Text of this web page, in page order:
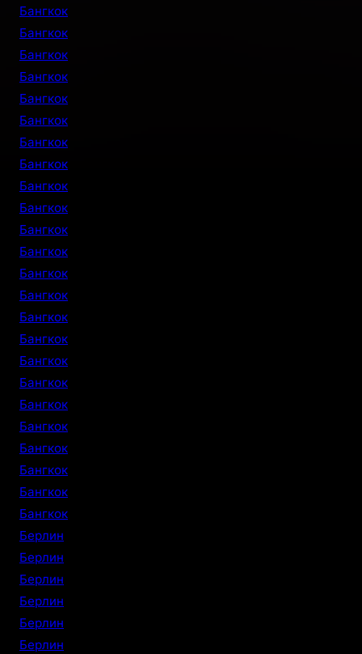
Бангкок
Бангкок
Бангкок
Бангкок
Бангкок
Бангкок
Бангкок
Бангкок
Бангкок
Бангкок
Бангкок
Бангкок
Бангкок
Бангкок
Бангкок
Бангкок
Бангкок
Бангкок
Бангкок
Бангкок
Бангкок
Бангкок
Бангкок
Бангкок
Берлин
Берлин
Берлин
Берлин
Берлин
Берлин